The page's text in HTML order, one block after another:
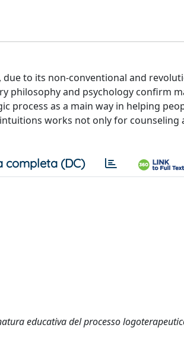
to its non-conventional and
philosophy and psychology confirm
process as a main way in helping
works not only for counseling
completa (DC)
educativa del processo